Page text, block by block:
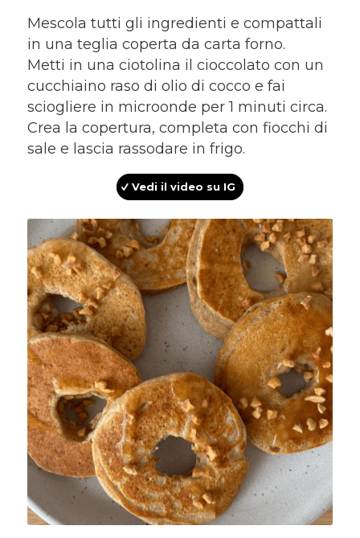
Mescola tutti gli ingredienti e compattali
in una teglia coperta da carta forno.
Metti in una ciotolina il cioccolato con un
cucchiaino raso di olio di cocco e fai
sciogliere in microonde per 1 minuti circa.
Crea la copertura, completa con fiocchi di
sale e lascia rassodare in frigo.
Vedi il video su IG